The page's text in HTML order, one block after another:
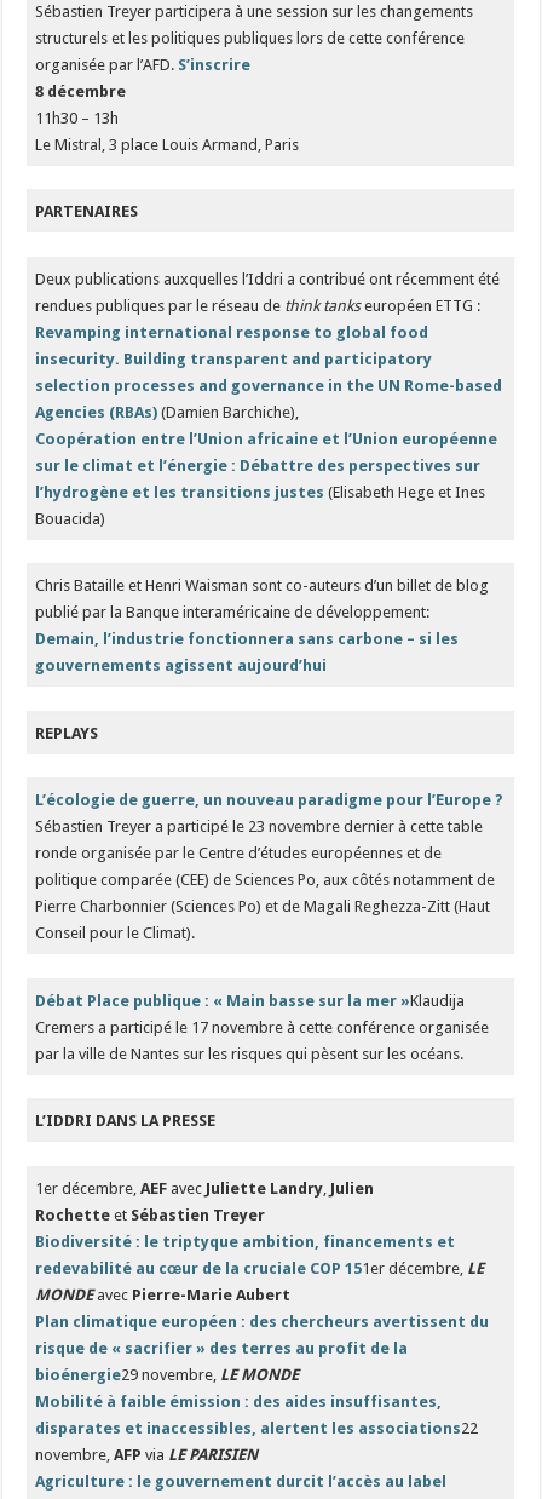
Sébastien Treyer participera à une session sur les changements
structurels et les politiques publiques lors de cette conférence
organisée par l’AFD. S’inscrire
8 décembre
11h30 – 13h
Le Mistral, 3 place Louis Armand, Paris
PARTENAIRES
Deux publications auxquelles l’Iddri a contribué ont récemment été
rendues publiques par le réseau de think tankseuropéen ETTG :
Revamping international response to global food
insecurity. Building transparent and participatory
selection processes and governance in the UN Rome-based
Agencies (RBAs) (Damien Barchiche),
Coopération entre l’Union africaine et l’Union européenne
sur le climat et l’énergie : Débattre des perspectives sur
l’hydrogène et les transitions justes (Elisabeth Hege et Ines
Bouacida)
Chris Bataille et Henri Waisman sont co-auteurs d’un billet de blog
publié par la Banque interaméricaine de développement:
Demain, l’industrie fonctionnera sans carbone – si les
gouvernements agissent aujourd’hui
REPLAYS
L’écologie de guerre, un nouveau paradigme pour l’Europe ?
Sébastien Treyer a participé le 23 novembre dernier à cette table
ronde organisée par le Centre d’études européennes et de
politique comparée (CEE) de Sciences Po, aux côtés notamment de
Pierre Charbonnier (Sciences Po) et de Magali Reghezza-Zitt (Haut
Conseil pour le Climat).
Débat Place publique : « Main basse sur la mer »Klaudija
Cremers a participé le 17 novembre à cette conférence organisée
par la ville de Nantes sur les risques qui pèsent sur les océans.
L’IDDRI DANS LA PRESSE
1er décembre,AEF avec Juliette Landry Julien
Rochetteet Sébastien Treyer
Biodiversité : le triptyque ambition, financements et
redevabilité au cœur de la cruciale COP 151er décembre, LE
MONDEavec Pierre-Marie Aubert
Plan climatique européen : des chercheurs avertissent du
risque de « sacrifier » des terres au profit de la
bioénergie29 novembre, LE MONDE
Mobilité à faible émission : des aides insuffisantes,
disparates et inaccessibles, alertent les associations22
novembre,AFPvia LE PARISIEN
Agriculture : le gouvernement durcit l’accès au label